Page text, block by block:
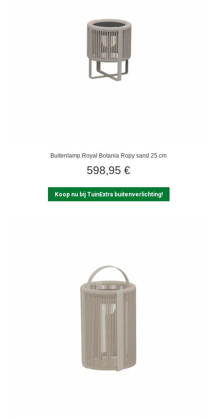
Buitenlamp Royal Botania Ropy sand 25 cm
598,95 €
Koop nu bij TuinExtra buitenverlichting!